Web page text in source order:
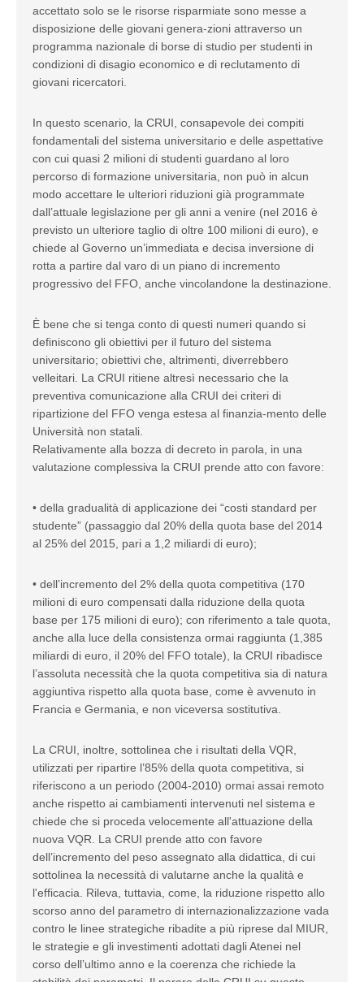
accettato solo se le risorse risparmiate sono messe a
disposizione delle giovani genera-zioni attraverso un
programma nazionale di borse di studio per studenti in
condizioni di disagio economico e di reclutamento di
giovani ricercatori.
In questo scenario, la CRUI, consapevole dei compiti
fondamentali del sistema universitario e delle aspettative
con cui quasi 2 milioni di studenti guardano al loro
percorso di formazione universitaria, non può in alcun
modo accettare le ulteriori riduzioni già programmate
dall’attuale legislazione per gli anni a venire (nel 2016 è
previsto un ulteriore taglio di oltre 100 milioni di euro), e
chiede al Governo un’immediata e decisa inversione di
rotta a partire dal varo di un piano di incremento
progressivo del FFO, anche vincolandone la destinazione.
È bene che si tenga conto di questi numeri quando si
definiscono gli obiettivi per il futuro del sistema
universitario; obiettivi che, altrimenti, diverrebbero
velleitari. La CRUI ritiene altresì necessario che la
preventiva comunicazione alla CRUI dei criteri di
ripartizione del FFO venga estesa al finanzia-mento delle
Università non statali.
Relativamente alla bozza di decreto in parola, in una
valutazione complessiva la CRUI prende atto con favore:
• della gradualità di applicazione dei “costi standard per
studente” (passaggio dal 20% della quota base del 2014
al 25% del 2015, pari a 1,2 miliardi di euro);
• dell’incremento del 2% della quota competitiva (170
milioni di euro compensati dalla riduzione della quota
base per 175 milioni di euro); con riferimento a tale quota,
anche alla luce della consistenza ormai raggiunta (1,385
miliardi di euro, il 20% del FFO totale), la CRUI ribadisce
l’assoluta necessità che la quota competitiva sia di natura
aggiuntiva rispetto alla quota base, come è avvenuto in
Francia e Germania, e non viceversa sostitutiva.
La CRUI, inoltre, sottolinea che i risultati della VQR,
utilizzati per ripartire l’85% della quota competitiva, si
riferiscono a un periodo (2004-2010) ormai assai remoto
anche rispetto ai cambiamenti intervenuti nel sistema e
chiede che si proceda velocemente all'attuazione della
nuova VQR. La CRUI prende atto con favore
dell’incremento del peso assegnato alla didattica, di cui
sottolinea la necessità di valutarne anche la qualità e
l'efficacia. Rileva, tuttavia, come, la riduzione rispetto allo
scorso anno del parametro di internazionalizzazione vada
contro le linee strategiche ribadite a più riprese dal MIUR,
le strategie e gli investimenti adottati dagli Atenei nel
corso dell’ultimo anno e la coerenza che richiede la